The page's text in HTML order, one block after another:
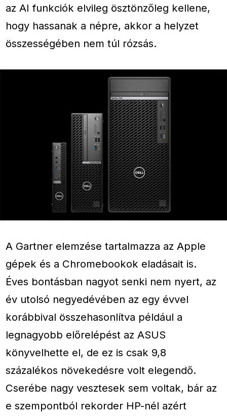
az AI funkciók elvileg ösztönzőleg kellene,
hogy hassanak a népre, akkor a helyzet
összességében nem túl rózsás.
A Gartner elemzése tartalmazza az Apple
gépek és a Chromebookok eladásait is.
Éves bontásban nagyot senki nem nyert, az
év utolsó negyedévében az egy évvel
korábbival összehasonlítva például a
legnagyobb előrelépést az ASUS
könyvelhette el, de ez is csak 9,8
százalékos növekedésre volt elegendő.
Cserébe nagy vesztesek sem voltak, bár az
e szempontból rekorder HP-nél azért